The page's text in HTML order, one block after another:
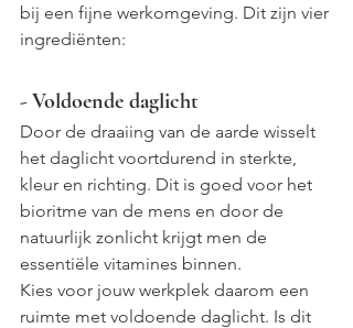
bij een fijne werkomgeving. Dit zijn vier
ingrediënten:
- Voldoende daglicht
Door de draaiing van de aarde wisselt
het daglicht voortdurend in sterkte,
kleur en richting. Dit is goed voor het
bioritme van de mens en door de
natuurlijk zonlicht krijgt men de
essentiële vitamines binnen.
Kies voor jouw werkplek daarom een
ruimte met voldoende daglicht. Is dit